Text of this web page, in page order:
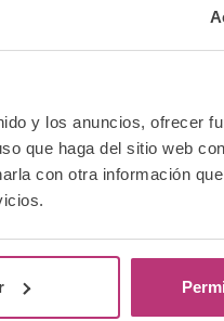
y los anuncios, ofrecer
que haga del sitio web
con otra información
Apariciones en medios